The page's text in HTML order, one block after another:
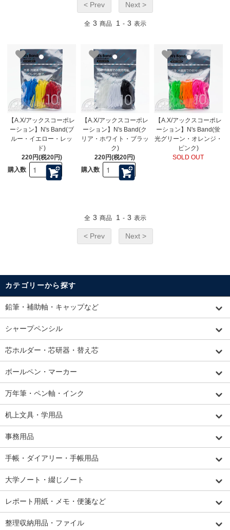
< Prev Next >
全 3 商品 1 - 3 表示
【A.X/アックスコーポレ
ーション】N's Band(ブ
ルー・イエロー・レッ
ド)
220円(税20円)
購入数
【A.X/アックスコーポレ
ーション】N's Band(ク
リア・ホワイト・ブラッ
ク)
220円(税20円)
購入数
【A.X/アックスコーポレ
ーション】N's Band(蛍
光グリーン・オレンジ・
ピンク)
SOLD OUT
全 3 商品 1 - 3 表示
< Prev Next >
カテゴリーから探す
鉛筆・補助軸・キャップなど
シャープペンシル
芯ホルダー・芯研器・替え芯
ボールペン・マーカー
万年筆・ペン軸・インク
机上文具・学用品
事務用品
手帳・ダイアリー・手帳用品
大学ノート・綴じノート
レポート用紙・メモ・便箋など
整理収納用品・ファイル